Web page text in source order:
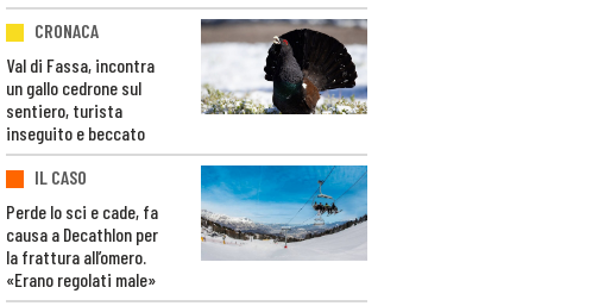
CRONACA
Val di Fassa, incontra
un gallo cedrone sul
sentiero, turista
inseguito e beccato
IL CASO
Perde lo sci e cade, fa
causa a Decathlon per
la frattura all’omero.
«Erano regolati male»